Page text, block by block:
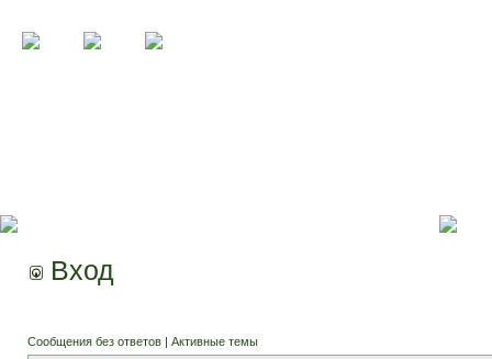
Вход
Сообщения без ответов | Активные темы